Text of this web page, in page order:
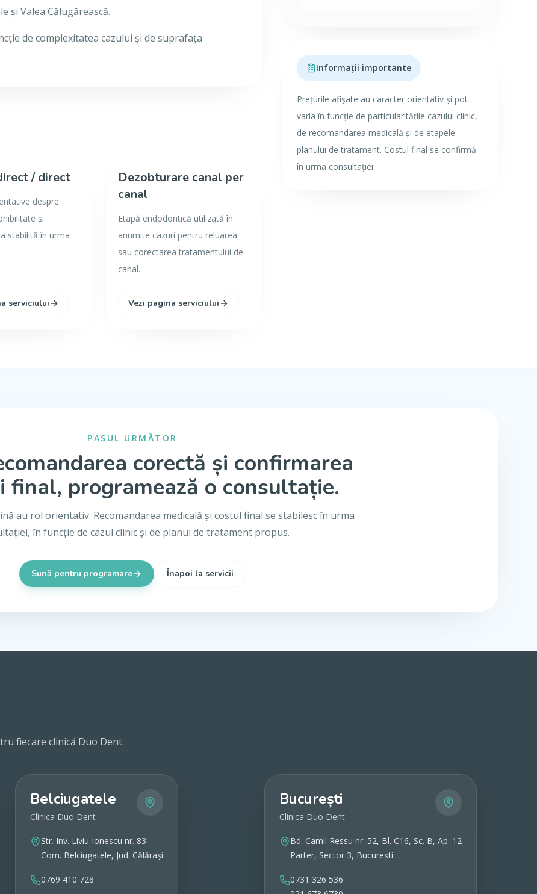
și Valea Călugărească.
de complexitatea cazului și de suprafața
/ direct
despre
și
stabilită în urma
serviciului
Dezobturare canal per
canal
Etapă endodontică utilizată în
anumite cazuri pentru reluarea
sau corectarea tratamentului de
canal.
Vezi pagina serviciului
Informații importante
Prețurile afișate au caracter orientativ și pot
varia în funcție de particularitățile cazului clinic,
de recomandarea medicală și de etapele
planului de tratament. Costul final se confirmă
în urma consultației.
PASUL URMĂTOR
corectă și confirmarea
final, programează o consultație.
au rol orientativ. Recomandarea medicală și costul final se stabilesc în urma
în funcție de cazul clinic și de planul de tratament propus.
Sună pentru programare Înapoi la servicii
fiecare clinică Duo Dent.
Belciugatele
Clinica Duo Dent
Str. Inv. Liviu Ionescu nr. 83
Com. Belciugatele, Jud. Călărași
0769 410 728
București
Clinica Duo Dent
Bd. Camil Ressu nr. 52, Bl. C16, Sc. B, Ap. 12
Parter, Sector 3, București
0731 326 536